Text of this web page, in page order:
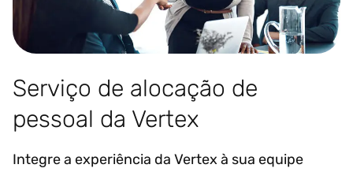
Serviço de alocação de
pessoal da Vertex
Integre a experiência da Vertex à sua equipe